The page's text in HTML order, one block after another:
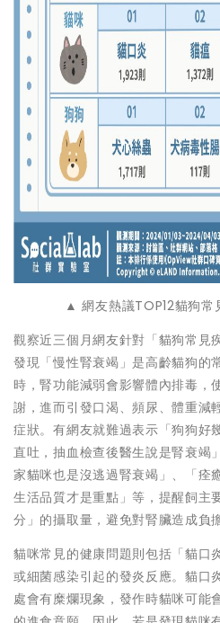
▲ 網友熱議TOP12貓狗常
觀察近三個月網友針對「貓狗常見
發現「慢性腎衰竭」是高齡貓狗的
時，腎功能減弱會影響體內排毒，
謝，進而引發口渴、頻尿、體重減
症狀。有網友就難過表示「狗狗好
直吐，抽血檢查後醫生說是腎衰竭
家貓咪也是沒逃過腎衰竭」、「痊
生活品質才是重點」等，提醒飼主
分」的攝取量，避免對腎臟造成負擔
貓咪常見的健康問題則包括「貓口
或細菌感染引起的發炎反應。貓口
處會有糜爛現象，發作時貓咪可能